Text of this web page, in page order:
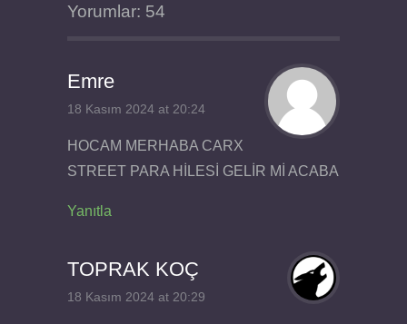
Yorumlar: 54
Emre
18 Kasım 2024 at 20:24
HOCAM MERHABA CARX
STREET PARA HİLESİ GELİR Mİ ACABA
Yanıtla
TOPRAK KOÇ
18 Kasım 2024 at 20:29